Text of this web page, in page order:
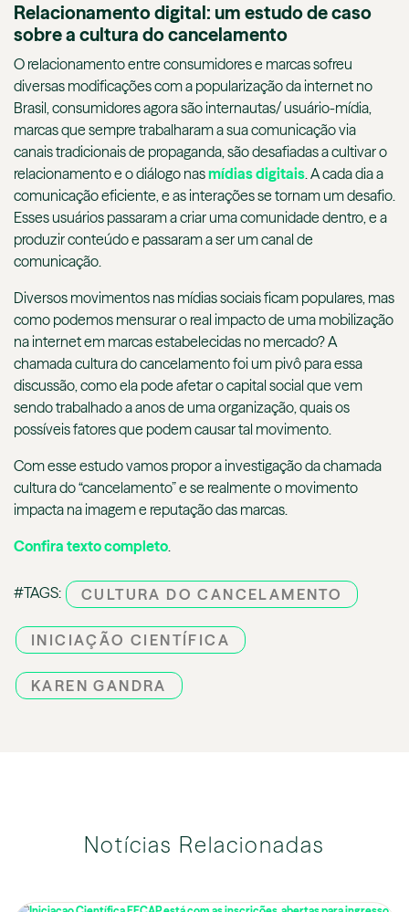
Relacionamento digital: um estudo de caso
sobre a cultura do cancelamento
O relacionamento entre consumidores e marcas sofreu
diversas modificações com a popularização da internet no
Brasil, consumidores agora são internautas/ usuário-mídia,
marcas que sempre trabalharam a sua comunicação via
canais tradicionais de propaganda, são desafiadas a cultivar o
relacionamento e o diálogo nasmídias digitais. A cada dia a
comunicação eficiente, e as interações se tornam um desafio.
Esses usuários passaram a criar uma comunidade dentro, e a
produzir conteúdo e passaram a ser um canal de
comunicação.
Diversos movimentos nas mídias sociais ficam populares, mas
como podemos mensurar o real impacto de uma mobilização
na internet em marcas estabelecidas no mercado? A
chamada cultura do cancelamento foi um pivô para essa
discussão, como ela pode afetar o capital social que vem
sendo trabalhado a anos de uma organização, quais os
possíveis fatores que podem causar tal movimento.
Com esse estudo vamos propor a investigação da chamada
cultura do “cancelamento” e se realmente o movimento
impacta na imagem e reputação das marcas.
Confira texto completo.
#TAGS: CULTURA DO CANCELAMENTO
INICIAÇÃO CIENTÍFICA
KAREN GANDRA
Notícias Relacionadas